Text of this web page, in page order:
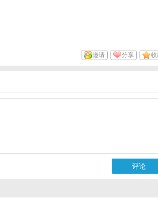
分享
邀请
评论